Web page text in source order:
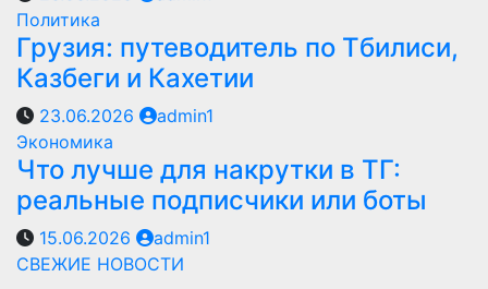
Политика
Грузия: путеводитель по Тбилиси,
Казбеги и Кахетии
23.06.2026
admin1
Экономика
Что лучше для накрутки в ТГ:
реальные подписчики или боты
15.06.2026
admin1
СВЕЖИЕ НОВОСТИ